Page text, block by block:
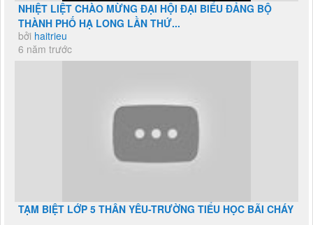
NHIỆT LIỆT CHÀO MỪNG ĐẠI HỘI ĐẠI BIỂU ĐẢNG BỘ
THÀNH PHỐ HẠ LONG LẦN THỨ...
bởi haitrieu
6 năm trước
TẠM BIỆT LỚP 5 THÂN YÊU-TRƯỜNG TIỂU HỌC BÃI CHÁY